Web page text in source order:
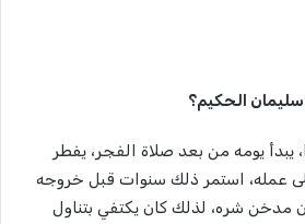
الحكيم؟
يبدأ يومه من بعد صلاة الفجر، يفطر
عمله، استمر ذلك سنوات قبل خروجه
مدخن شره، لذلك كان يكتفي بتناول